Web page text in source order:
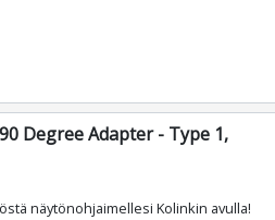
Degree Adapter - Type 1,
näytönohjaimellesi Kolinkin avulla!